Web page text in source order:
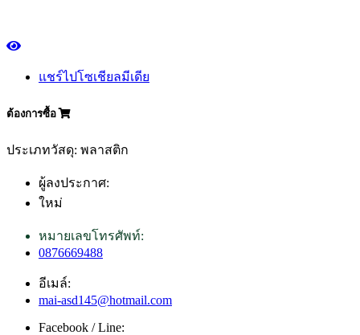
แชร์ไปโซเชียลมีเดีย
ต้องการซื้อ
ประเภทวัสดุ: พลาสติก
ผู้ลงประกาศ:
ใหม่
หมายเลขโทรศัพท์:
0876669488
อีเมล์:
mai-asd145@hotmail.com
Facebook / Line: